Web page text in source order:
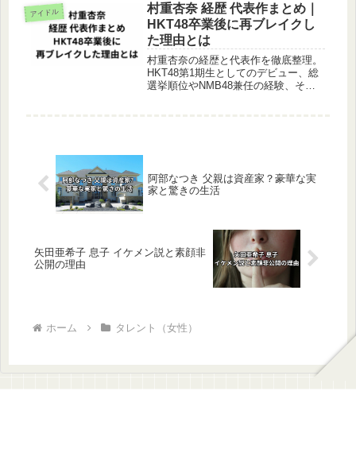
アイドル
村重杏奈 経歴 代表作まとめ｜
HKT48卒業後に再ブレイクし
た理由とは
村重杏奈の経歴と代表作を徹底整理。
HKT48第1期生としてのデビュー、総
選挙順位やNMB48兼任の経験、そし
阿部なつき 父親は資産家？豪華な実
家と驚きの生活
矢田亜希子 息子 イケメン説と素顔非
公開の理由
ホーム タレント（女性）